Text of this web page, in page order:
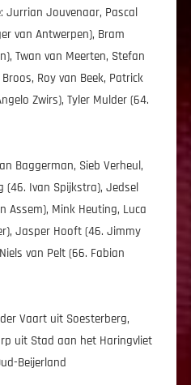
Jurrian Jouvenaar, Pascal
van Antwerpen), Bram
Twan van Meerten, Stefan
Roy van Beek, Patrick
Zwirs), Tyler Mulder (64.
Baggerman, Sieb Verheul,
(46. Ivan Spijkstra), Jedsel
Assem), Mink Heuting, Luca
Jasper Hooft (46. Jimmy
van Pelt (66. Fabian
Vaart uit Soesterberg,
uit Stad aan het Haringvliet
Beijerland